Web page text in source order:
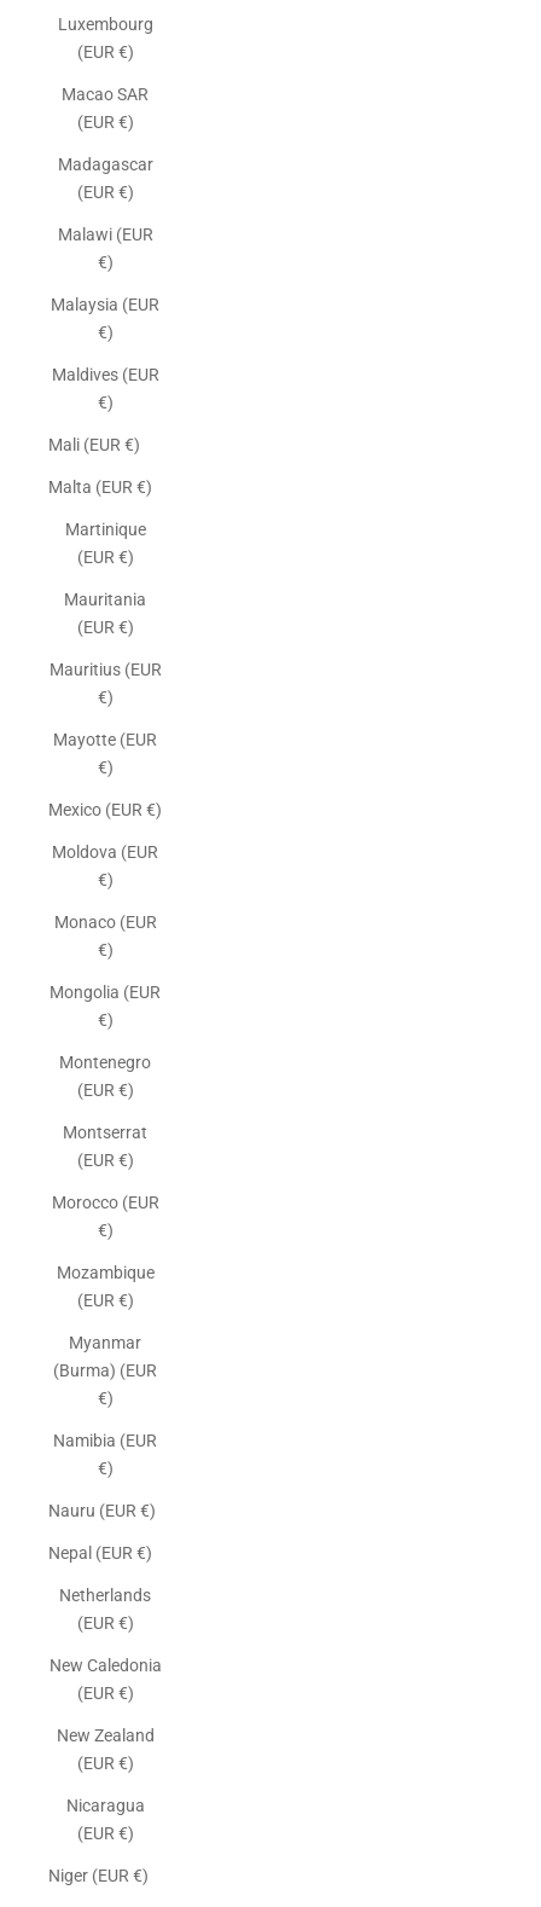
Luxembourg
(EUR €)
Macao SAR
(EUR €)
Madagascar
(EUR €)
Malawi (EUR
€)
Malaysia (EUR
€)
Maldives (EUR
€)
Mali (EUR €)
Malta (EUR €)
Martinique
(EUR €)
Mauritania
(EUR €)
Mauritius (EUR
€)
Mayotte (EUR
€)
Mexico (EUR €)
Moldova (EUR
€)
Monaco (EUR
€)
Mongolia (EUR
€)
Montenegro
(EUR €)
Montserrat
(EUR €)
Morocco (EUR
€)
Mozambique
(EUR €)
Myanmar
(Burma) (EUR
€)
Namibia (EUR
€)
Nauru (EUR €)
Nepal (EUR €)
Netherlands
(EUR €)
New Caledonia
(EUR €)
New Zealand
(EUR €)
Nicaragua
(EUR €)
Niger (EUR €)